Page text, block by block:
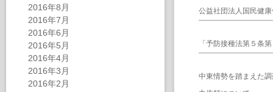
2016年8月
2016年7月
2016年6月
2016年5月
2016年4月
2016年3月
2016年2月
公益社団法人国民健
「予防接種法第５条
中東情勢を踏まえた